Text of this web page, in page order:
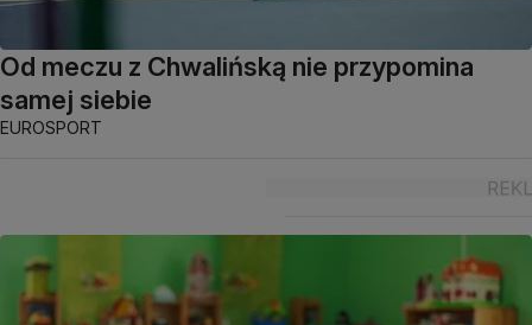
Od meczu z Chwalińską nie przypomina
samej siebie
EUROSPORT